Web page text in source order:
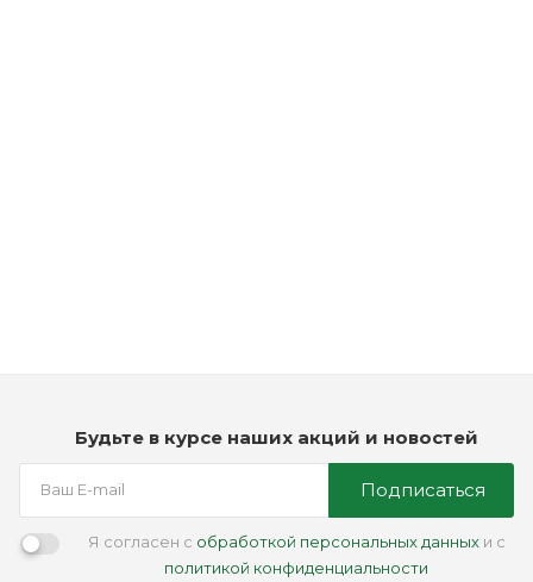
Будьте в курсе наших акций и новостей
Подписаться
Я согласен с обработкой персональных данныхи с
политикой конфиденциальности